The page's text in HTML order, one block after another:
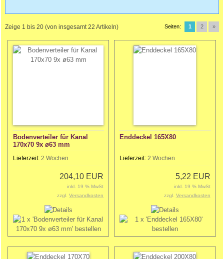
Zeige 1 bis 20 (von insgesamt22 Artikeln) Seiten: 1 2 »
Bodenverteiler für Kanal
170x70 9x ø63 mm
Lieferzeit: 2 Wochen
204,10 EUR
inkl. 19 % MwSt
zzgl.Versandkosten
Enddeckel 165X80
Lieferzeit:2 Wochen
5,22 EUR
inkl. 19 % MwSt
zzgl. Versandkosten